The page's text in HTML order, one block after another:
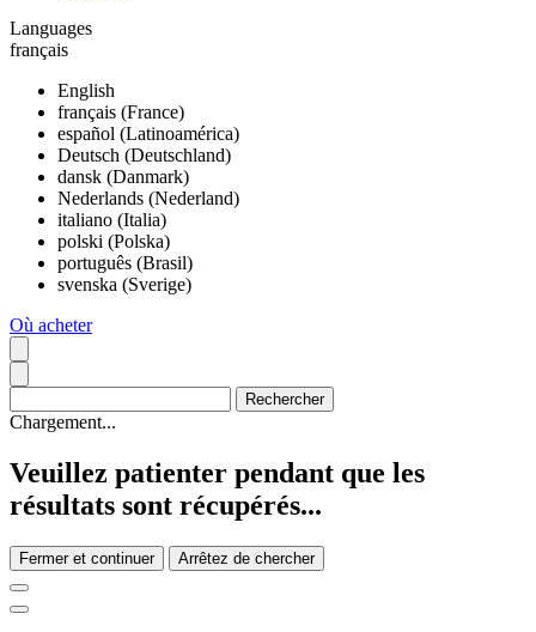
Languages
français
English
français (France)
español (Latinoamérica)
Deutsch (Deutschland)
dansk (Danmark)
Nederlands (Nederland)
italiano (Italia)
polski (Polska)
português (Brasil)
svenska (Sverige)
Où acheter
Chargement...
Veuillez patienter pendant que les
résultats sont récupérés...
Fermer et continuer Arrêtez de chercher